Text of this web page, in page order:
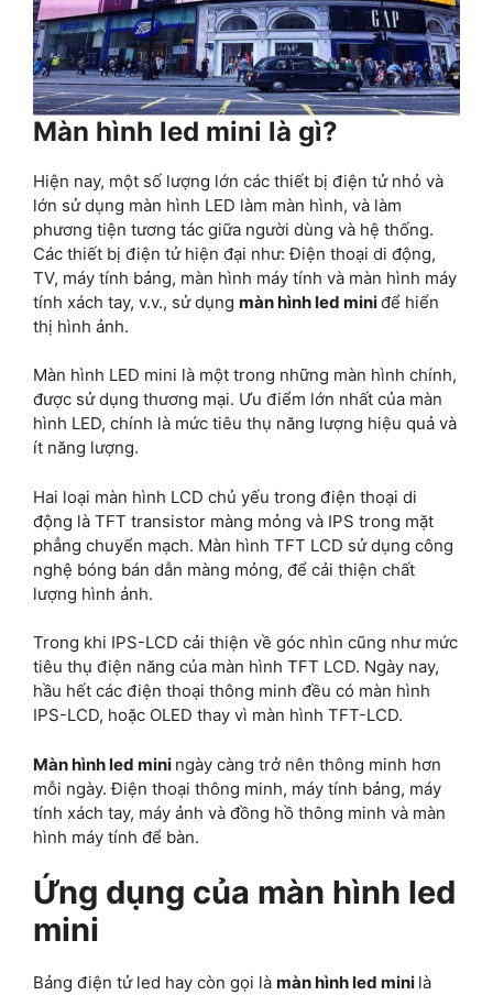
Màn hình led mini là gì?
Hiện nay, một số lượng lớn các thiết bị điện tử nhỏ và
lớn sử dụng màn hình LED làm màn hình, và làm
phương tiện tương tác giữa người dùng và hệ thống.
Các thiết bị điện tử hiện đại như: Điện thoại di động,
TV, máy tính bảng, màn hình máy tính và màn hình máy
tính xách tay, v.v., sử dụng màn hình led miniđể hiển
thị hình ảnh.
Màn hình LED mini là một trong những màn hình chính,
được sử dụng thương mại. Ưu điểm lớn nhất của màn
hình LED, chính là mức tiêu thụ năng lượng hiệu quả và
ít năng lượng.
Hai loại màn hình LCD chủ yếu trong điện thoại di
động là TFT transistor màng mỏng và IPS trong mặt
phẳng chuyển mạch. Màn hình TFT LCD sử dụng công
nghệ bóng bán dẫn màng mỏng, để cải thiện chất
lượng hình ảnh.
Trong khi IPS-LCD cải thiện về góc nhìn cũng như mức
tiêu thụ điện năng của màn hình TFT LCD. Ngày nay,
hầu hết các điện thoại thông minh đều có màn hình
IPS-LCD, hoặc OLED thay vì màn hình TFT-LCD.
Màn hình led mini ngày càng trở nên thông minh hơn
mỗi ngày. Điện thoại thông minh, máy tính bảng, máy
tính xách tay, máy ảnh và đồng hồ thông minh và màn
hình máy tính để bàn.
Ứng dụng của màn hình led
mini
Bảng điện tử led hay còn gọi là màn hình led mini là